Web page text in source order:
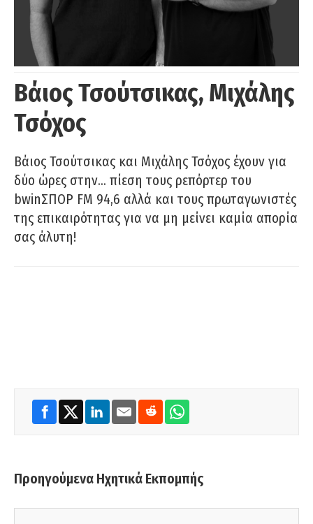
Βάιος Τσούτσικας, Μιχάλης
Τσόχος
Βάιος Τσούτσικας και Μιχάλης Τσόχος έχουν για
δύο ώρες στην… πίεση τους ρεπόρτερ του
bwinΣΠΟΡ FM 94,6 αλλά και τους πρωταγωνιστές
της επικαιρότητας για να μη μείνει καμία απορία
σας άλυτη!
Προηγούμενα Ηχητικά Εκπομπής